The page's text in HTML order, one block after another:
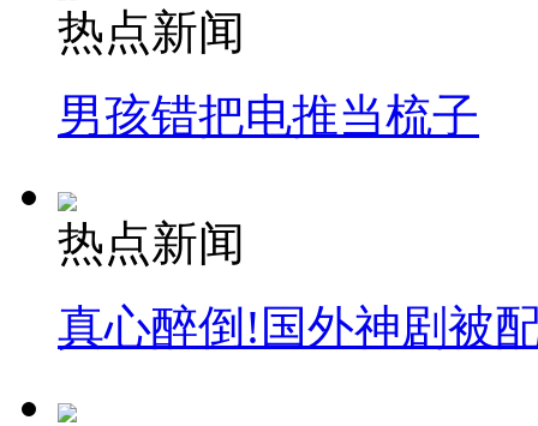
热点新闻
男孩错把电推当梳子
热点新闻
真心醉倒!国外神剧被